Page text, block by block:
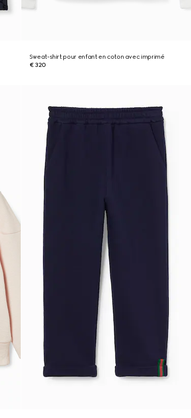
Sweat-shirt pour enfant en coton avec imprimé
€ 320